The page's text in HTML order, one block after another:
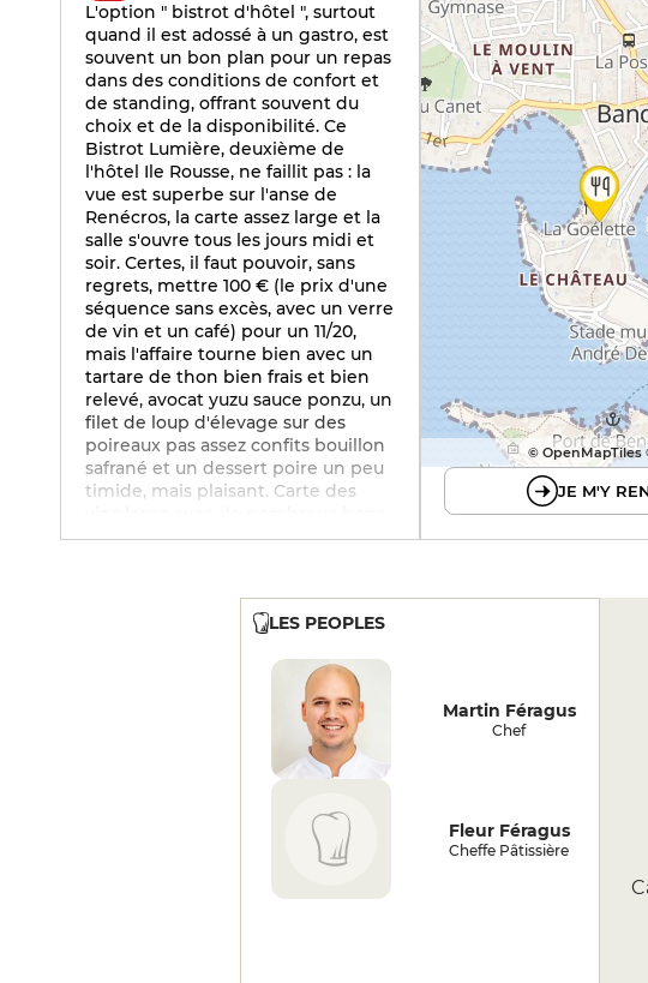
L'option " bistrot d'hôtel ", surtout
quand il est adossé à un gastro, est
souvent un bon plan pour un repas
dans des conditions de confort et
de standing, offrant souvent du
choix et de la disponibilité. Ce
Bistrot Lumière, deuxième de
l'hôtel Ile Rousse, ne faillit pas : la
vue est superbe sur l'anse de
Renécros, la carte assez large et la
salle s'ouvre tous les jours midi et
soir. Certes, il faut pouvoir, sans
regrets, mettre 100 € (le prix d'une
séquence sans excès, avec un verre
de vin et un café) pour un 11/20,
mais l'affaire tourne bien avec un
tartare de thon bien frais et bien
relevé, avocat yuzu sauce ponzu, un
filet de loup d'élevage sur des
poireaux pas assez confits bouillon
safrané et un dessert poire un peu
timide, mais plaisant. Carte des
domaines en bandol, service gentil
©
JE M'Y
LES PEOPLES
Martin Féragus
Chef
Fleur Féragus
Cheffe Pâtissière